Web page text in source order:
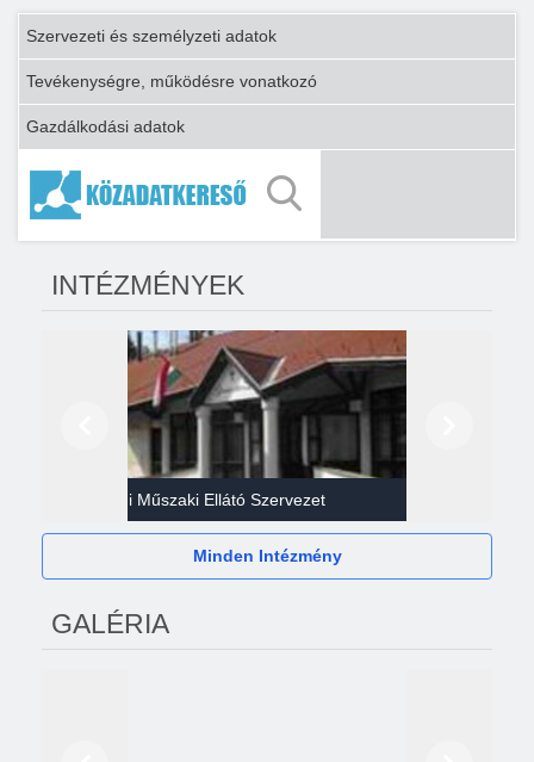
Szervezeti és személyzeti adatok
Tevékenységre, működésre vonatkozó
Gazdálkodási adatok
INTÉZMÉNYEK
Gazdasági Műszaki Ellátó Szervezet
Minden Intézmény
GALÉRIA